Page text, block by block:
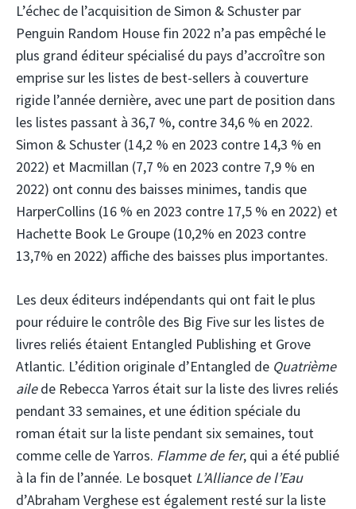
L’échec de l’acquisition de Simon & Schuster par
Penguin Random House fin 2022 n’a pas empêché le
plus grand éditeur spécialisé du pays d’accroître son
emprise sur les listes de best-sellers à couverture
rigide l’année dernière, avec une part de position dans
les listes passant à 36,7 %, contre 34,6 % en 2022.
Simon & Schuster (14,2 % en 2023 contre 14,3 % en
2022) et Macmillan (7,7 % en 2023 contre 7,9 % en
2022) ont connu des baisses minimes, tandis que
HarperCollins (16 % en 2023 contre 17,5 % en 2022) et
Hachette Book Le Groupe (10,2% en 2023 contre
13,7% en 2022) affiche des baisses plus importantes.
Les deux éditeurs indépendants qui ont fait le plus
pour réduire le contrôle des Big Five sur les listes de
livres reliés étaient Entangled Publishing et Grove
Atlantic. L’édition originale d’Entangled de Quatrième
ailede Rebecca Yarros était sur la liste des livres reliés
pendant 33 semaines, et une édition spéciale du
roman était sur la liste pendant six semaines, tout
comme celle de Yarros. Flamme de fer, qui a été publié
à la fin de l’année. Le bosquet L’Alliance de l’Eau
d’Abraham Verghese est également resté sur la liste